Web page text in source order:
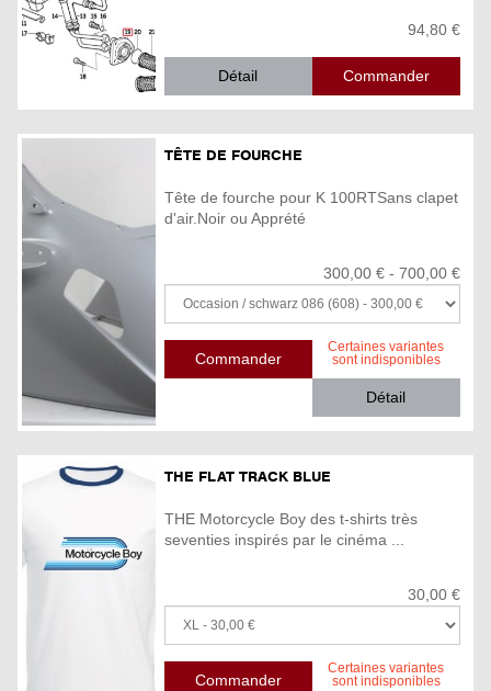
94,80 €
Détail
TÊTE DE FOURCHE
Tête de fourche pour K 100RTSans clapet
d'air.Noir ou Apprété
300,00 € - 700,00 €
Certaines variantes
sont indisponibles
Détail
THE FLAT TRACK BLUE
THE Motorcycle Boy des t-shirts très
seventies inspirés par le cinéma ...
30,00 €
Certaines variantes
sont indisponibles